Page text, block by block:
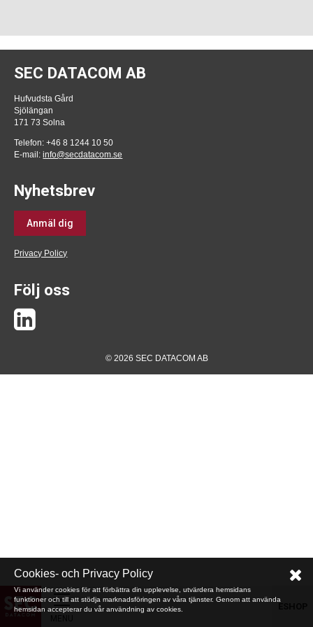
SEC DATACOM AB
Hufvudsta Gård
Sjölängan
171 73 Solna
Telefon: +46 8 1244 10 50
E-mail:info@secdatacom.se
Nyhetsbrev
Anmäl dig
Privacy Policy
Följ oss
© 2026 SEC DATACOM AB
Cookies- och Privacy Policy
Vi använder cookies för att förbättra din upplevelse, utvärdera hemsidans
funktioner och till att stödja marknadsföringen av våra tjänster. Genom att använda
hemsidan accepterar du vår användning av cookies.